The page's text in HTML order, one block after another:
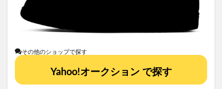
その他のショップで探す
Yahoo!オークション で探す